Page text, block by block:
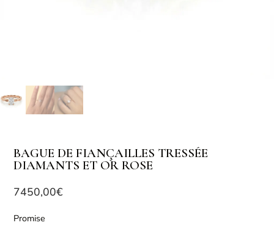
BAGUE DE FIANÇAILLES TRESSÉE
DIAMANTS ET OR ROSE
7450,00€
Promise